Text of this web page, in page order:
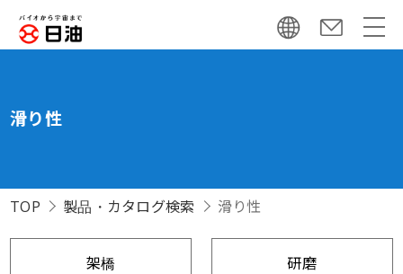
滑り性
TOP 製品・カタログ検索 滑り性
架橋 研磨